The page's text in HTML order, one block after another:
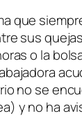
que
sus
o la
no se
y no ha